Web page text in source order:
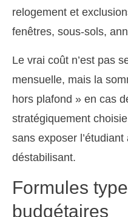
relogement et
fenêtres, sous-sols,
Le vrai coût n’est pas
mensuelle, mais la
hors plafond » en cas
stratégiquement
sans exposer
déstabilisant.
Formules
budgétaires